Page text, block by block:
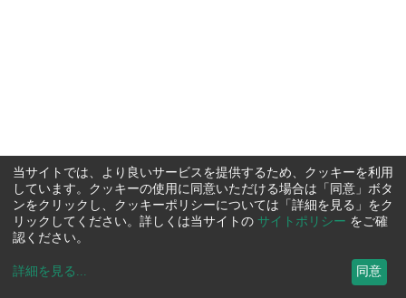
当サイトでは、より良いサービスを提供するため、クッキーを利用
しています。クッキーの使用に同意いただける場合は「同意」ボタ
ンをクリックし、クッキーポリシーについては「詳細を見る」をク
リックしてください。詳しくは当サイトの サイトポリシー をご確
認ください。
詳細を見る ... 同意